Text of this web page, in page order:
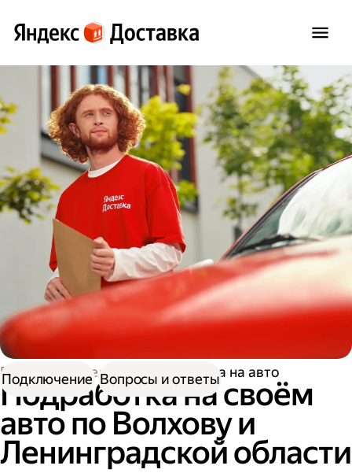
Работа водителем Подработка на авто
Подработка на своём
авто по Волхову и
Ленинградской области
Подключение Вопросы и ответы